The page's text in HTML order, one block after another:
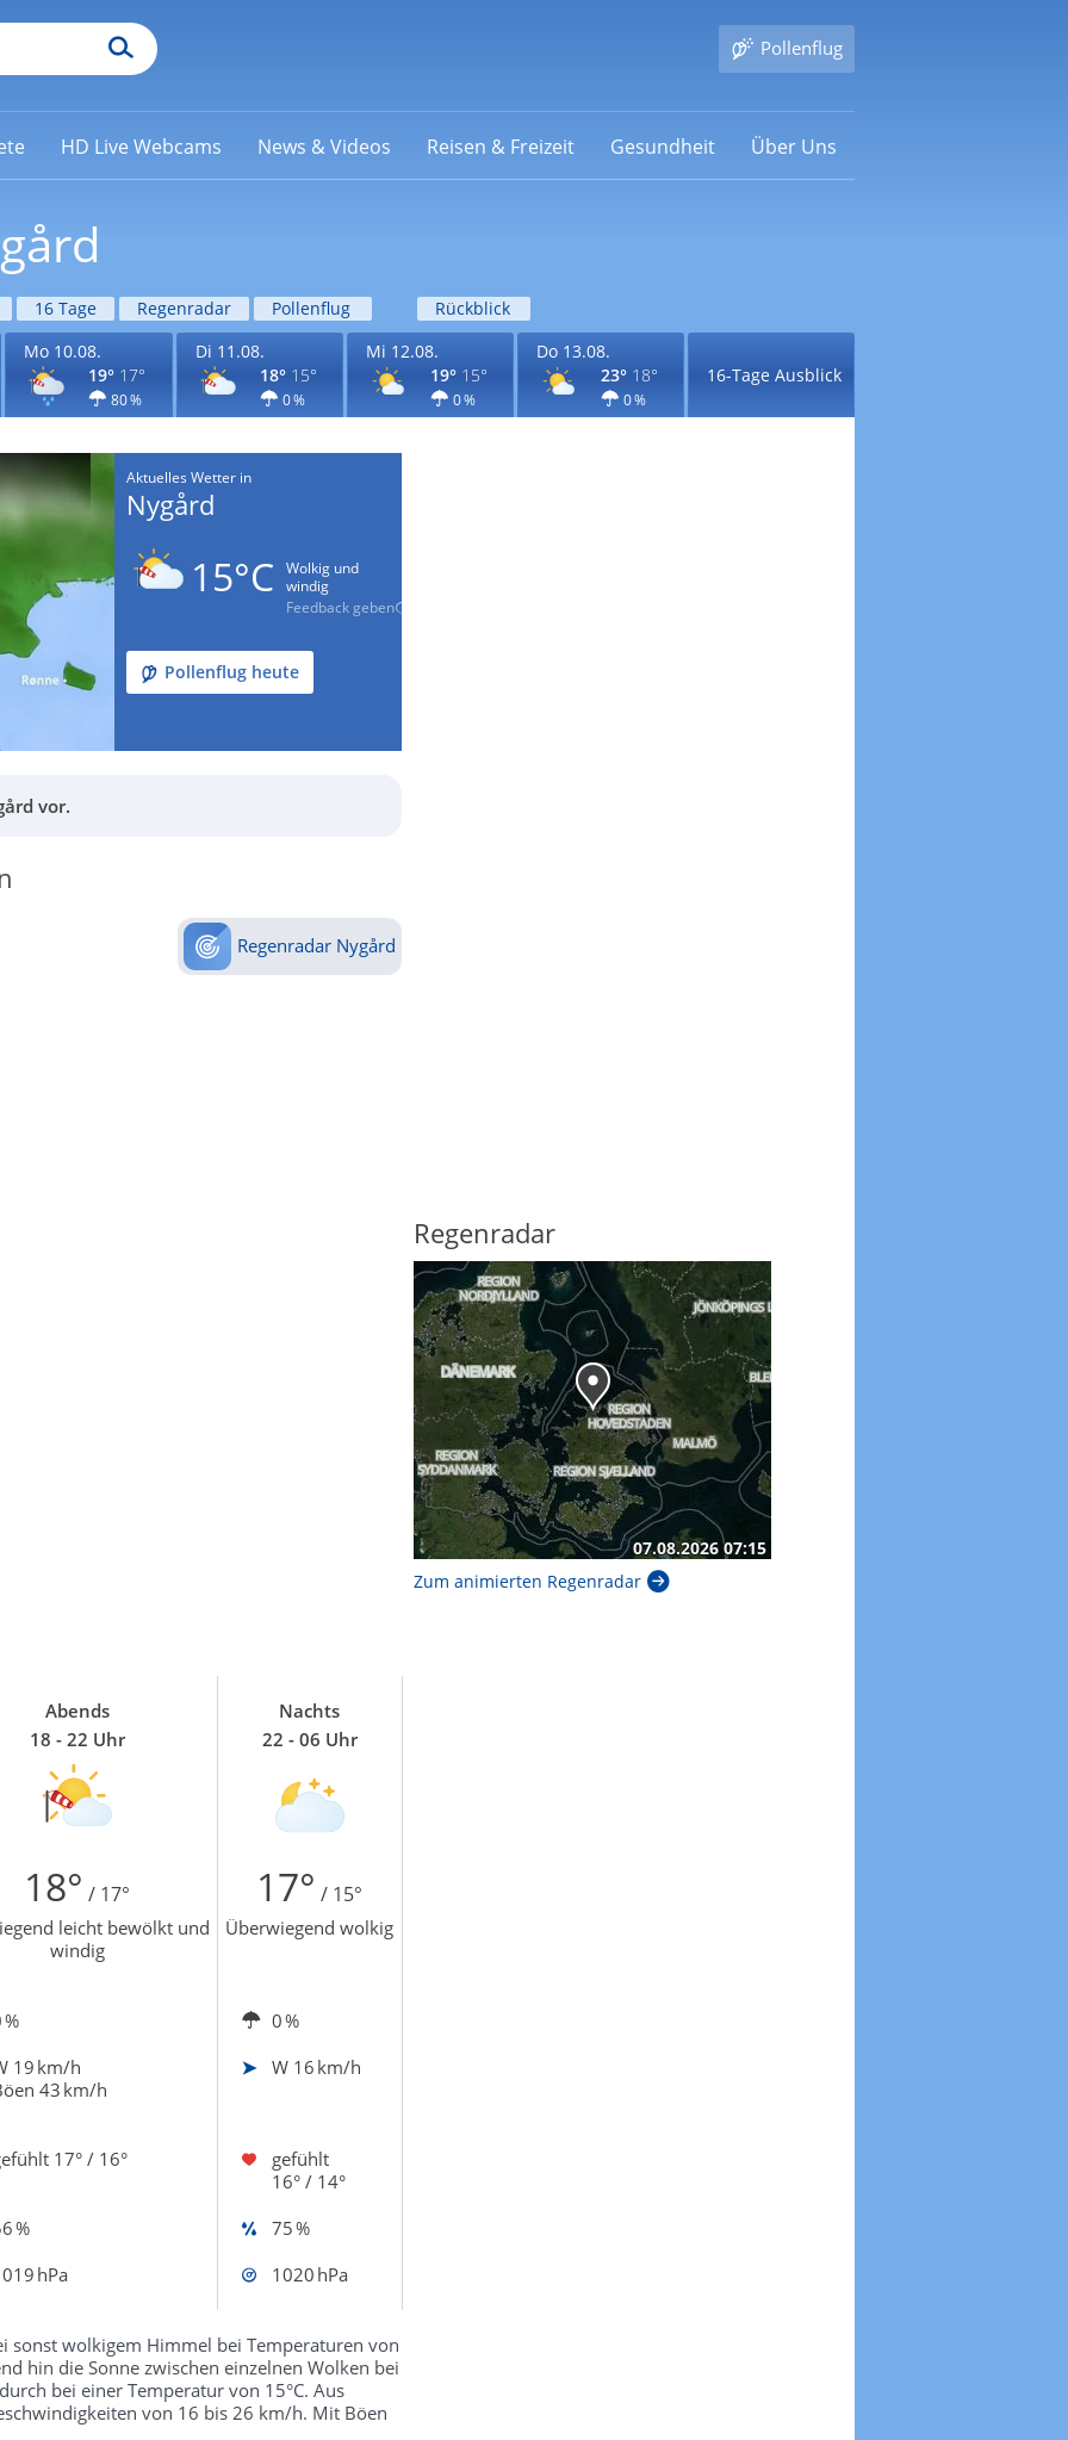
Pollenflug
HD Live Webcams News & Videos Reisen & Freizeit Gesundheit Über Uns
16 Tage Regenradar Pollenflug
Rückblick
Mo 10.08.
19° 17°
80 %
Di 11.08.
18° 15°
0 %
Mi 12.08.
19° 15°
0 %
Do 13.08.
23° 18°
0 %
16-Tage Ausblick
Aktuelles Wetter in
Nygård
15°C
Wolkig und
windig
Feedback geben
Pollenflug heute
vor.
Regenradar Nygård
Abends
18 - 22 Uhr
Nachts
22 - 06 Uhr
18° / 17° 17° / 15°
leicht bewölkt und
windig
Überwiegend wolkig
%
0 %
19 km/h
43 km/h
W 16 km/h
17° / 16°
gefühlt
16° / 14°
%
75 %
hPa 1020 hPa
sonst wolkigem Himmel bei Temperaturen von
hin die Sonne zwischen einzelnen Wolken bei
bei einer Temperatur von 15°C. Aus
von 16 bis 26 km/h. Mit Böen
Regenradar
Zum animierten Regenradar